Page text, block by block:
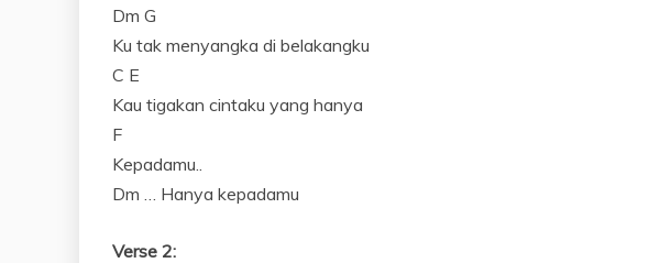
Dm G
Ku tak menyangka di belakangku
C E
Kau tigakan cintaku yang hanya
F
Kepadamu..
Dm … Hanya kepadamu
Verse 2: